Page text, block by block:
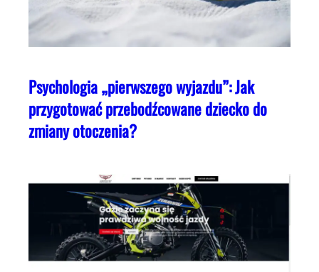
Psychologia „pierwszego wyjazdu”: Jak
przygotować przebodźcowane dziecko do
zmiany otoczenia?